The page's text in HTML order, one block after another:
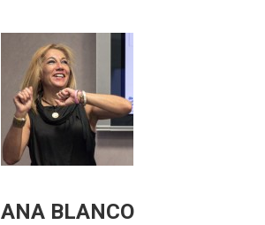
ANA BLANCO